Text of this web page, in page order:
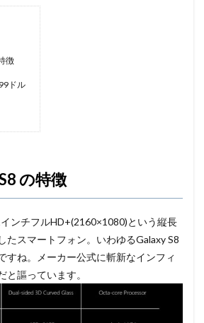
徴
ドル
の特徴
ンチフルHD+(2160×1080)という縦長
たスマートフォン。いわゆるGalaxy S8
すね。メーカー公式に斬新なインフィ
と謳っています。